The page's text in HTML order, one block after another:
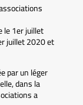
le 1er juillet
juillet 2020 et
par un léger
dans la
a